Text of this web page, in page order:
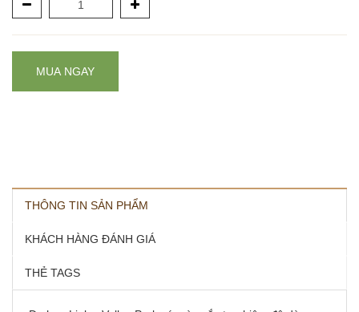
MUA NGAY
THÔNG TIN SẢN PHẨM
KHÁCH HÀNG ĐÁNH GIÁ
THẺ TAGS